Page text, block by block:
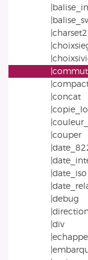
|concat
|couper
|date_iso
|debug
|div